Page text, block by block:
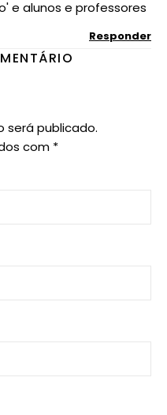
e alunos e professores
Responder
será publicado.
com *